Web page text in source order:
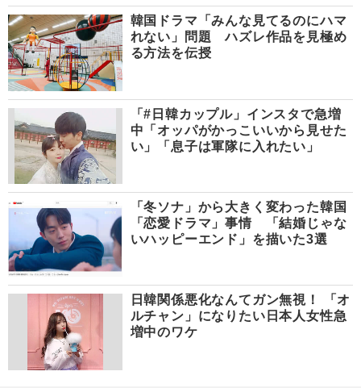
韓国ドラマ「みんな見てるのにハマ
れない」問題 ハズレ作品を見極め
る方法を伝授
「#日韓カップル」インスタで急増
中「オッパがかっこいいから見せた
い」「息子は軍隊に入れたい」
「冬ソナ」から大きく変わった韓国
「恋愛ドラマ」事情 「結婚じゃな
いハッピーエンド」を描いた3選
日韓関係悪化なんてガン無視！ 「オ
ルチャン」になりたい日本人女性急
増中のワケ